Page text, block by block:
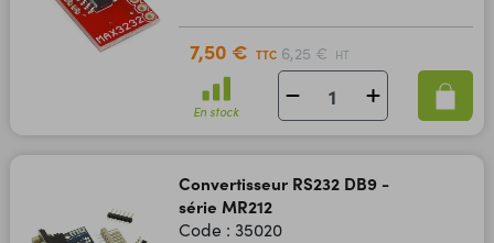
7,50 € TTC 6,25 € HT
En stock
Convertisseur RS232 DB9 -
série MR212
Code : 35020